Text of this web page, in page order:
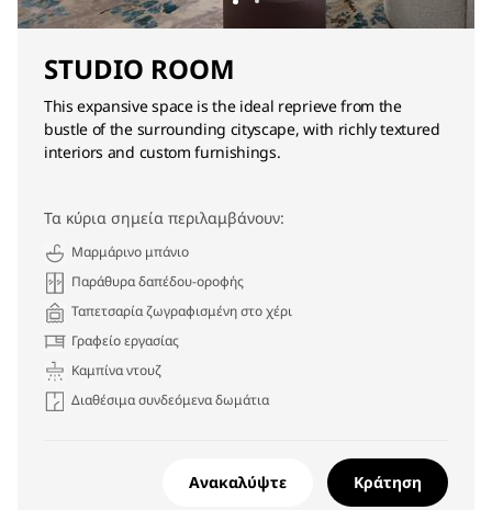
STUDIO ROOM
This expansive space is the ideal reprieve from the
bustle of the surrounding cityscape, with richly textured
interiors and custom furnishings.
Τα κύρια σημεία περιλαμβάνουν:
Μαρμάρινο μπάνιο
Παράθυρα δαπέδου-οροφής
Ταπετσαρία ζωγραφισμένη στο χέρι
Γραφείο εργασίας
Καμπίνα ντουζ
Διαθέσιμα συνδεόμενα δωμάτια
Ανακαλύψτε Κράτηση